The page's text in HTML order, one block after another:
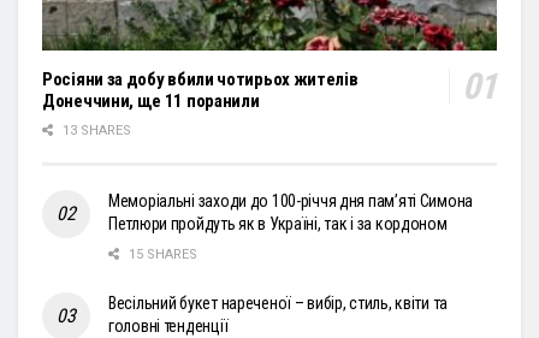
Росіяни за добу вбили чотирьох жителів
Донеччини, ще 11 поранили
13 SHARES
Меморіальні заходи до 100-річчя дня пам’яті Симона
Петлюри пройдуть як в Україні, так і за кордоном
15 SHARES
Весільний букет нареченої – вибір, стиль, квіти та
головні тенденції